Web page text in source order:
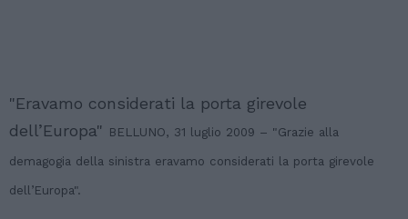
"Eravamo considerati la porta girevole
dell’Europa" BELLUNO, 31 luglio 2009 – "Grazie alla
demagogia della sinistra eravamo considerati la porta girevole
dell’Europa".